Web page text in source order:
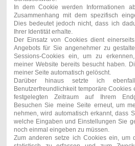
In dem Cookie werden Informationen
Zusammenhang mit dem spezifisch
Dies bedeutet jedoch nicht, dass ich
Ihrer Identität erhalte.
Der Einsatz von Cookies dient
Angebots für Sie angenehmer zu
Sessions-Cookies ein, um zu
meiner Website bereits besucht haben.
meiner Seite automatisch gelöscht.
Darüber hinaus setzte ich
Benutzerfreundlichkeit temporäre Cookies
festgelegten Zeitraum auf Ihrem
Besuchen Sie meine Seite erneut, um
nehmen, wird automatisch erkannt, dass
welche Eingaben und Einstellungen Sie
noch einmal eingeben zu müssen.
Zum anderen setze ich Cookies ein, um